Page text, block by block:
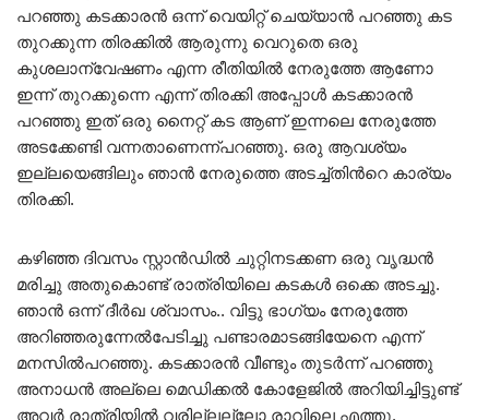
പറഞ്ഞു കടക്കാരന്‍ ഒന്ന് വെയിറ്റ് ചെയ്യാന്‍ പറഞ്ഞു കട
തുറക്കുന്ന തിരക്കില്‍ ആരുന്നു വെറുതെ ഒരു
കുശലാന്വേഷണം എന്ന രീതിയില്‍ നേരുത്തേ ആണോ
ഇന്ന് തുറക്കുന്നെ എന്ന് തിരക്കി അപ്പോള്‍ കടക്കാരന്‍
പറഞ്ഞു ഇത് ഒരു നൈറ്റ്‌ കട ആണ് ഇന്നലെ നേരുത്തേ
അടക്കേണ്ടി വന്നതാണെന്ന്പറഞ്ഞു. ഒരു ആവശ്യം
ഇല്ലയെങ്ങിലും ഞാന്‍ നേരുത്തെ അടച്ച്തിന്‍റെ കാര്യം
തിരക്കി.
കഴിഞ്ഞ ദിവസം സ്റ്റാന്‍ഡില്‍ ചുറ്റിനടക്കണ ഒരു വൃദ്ധന്‍
മരിച്ചു അതുകൊണ്ട് രാത്രിയിലെ കടകള്‍ ഒക്കെ അടച്ചു.
ഞാന്‍ ഒന്ന് ദീര്‍ഖ ശ്വാസം.. വിട്ടു ഭാഗ്യം നേരുത്തേ
അറിഞ്ഞരുന്നേല്‍പേടിച്ചു പണ്ടാരമാടങ്ങിയേനെ എന്ന്
മനസില്‍പറഞ്ഞു. കടക്കാരന്‍ വീണ്ടും തുടര്‍ന്ന് പറഞ്ഞു
അനാധന്‍ അല്ലെ മെഡിക്കല്‍ കോളേജില്‍ അറിയിച്ചിട്ടുണ്ട്
അവര്‍ രാത്രിയില്‍ വരില്ലല്ലോ രാവിലെ എത്തു.